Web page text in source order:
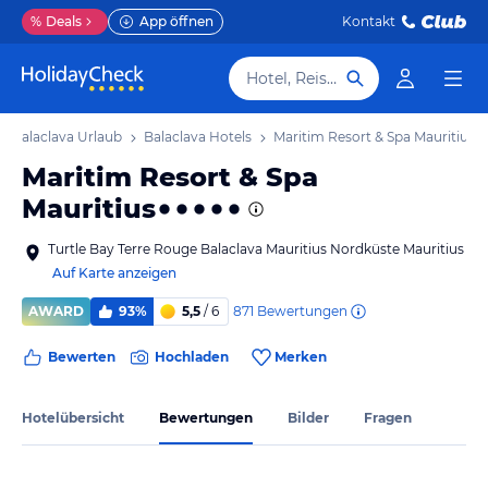
% Deals App öffnen Kontakt
Hotel, Reiseziel
Balaclava Urlaub Balaclava Hotels Maritim Resort & Spa Mauritius
Maritim Resort & Spa
Mauritius
Turtle Bay Terre Rouge Balaclava Mauritius Nordküste Mauritius
Auf Karte anzeigen
AWARD 93% 5,5 / 6 871 Bewertungen
Bewerten Hochladen Merken
Hotelübersicht Bewertungen Bilder Fragen